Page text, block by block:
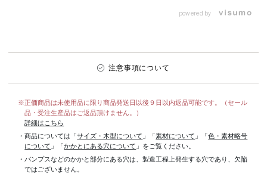
powered by
注意事項について
※正価商品は未使用品に限り商品発送日以後９日以内返品可能です。（セール
品・受注生産品はご返品頂けません。）
詳細はこちら
・商品については「サイズ・木型について 」「素材について 」「色・素材略号
について 」「かかとにある穴について 」をご覧ください。
・パンプスなどのかかと部分にある穴は、製造工程上発生する穴であり、欠陥
ではございません。